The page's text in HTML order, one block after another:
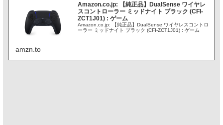
Amazon.co.jp: 【純正品】DualSense ワイヤレ
スコントローラー ミッドナイト ブラック (CFI-
ZCT1J01) : ゲーム
Amazon.co.jp: 【純正品】DualSense ワイヤレスコントロ
ーラー ミッドナイト ブラック (CFI-ZCT1J01) : ゲーム
amzn.to